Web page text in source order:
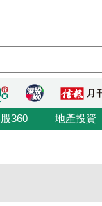
360 地產投資